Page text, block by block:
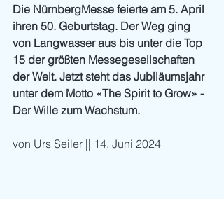
Die NürnbergMesse feierte am 5. April
ihren 50. Geburtstag. Der Weg ging
von Langwasser aus bis unter die Top
15 der größten Messegesellschaften
der Welt. Jetzt steht das Jubiläumsjahr
unter dem Motto «The Spirit to Grow» -
Der Wille zum Wachstum.
von Urs Seiler || 14. Juni 2024